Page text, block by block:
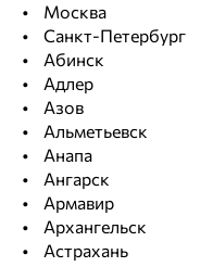
Москва
Санкт-Петербург
Абинск
Адлер
Азов
Альметьевск
Анапа
Ангарск
Армавир
Архангельск
Астрахань